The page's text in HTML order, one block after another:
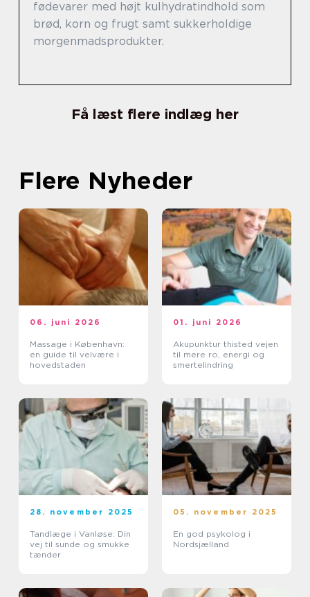
fødevarer med højt kulhydratindhold som
brød, korn og frugt samt sukkerholdige
morgenmadsprodukter.
Få læst flere indlæg her
Flere Nyheder
06. juni 2026
Massage i København:
en guide til velvære i
hovedstaden
01. juni 2026
Akupunktur thisted vejen
til mere ro, energi og
smertelindring
28. november 2025
Tandlæge i Vanløse: Din
vej til sunde og smukke
tænder
05. november 2025
En god psykolog i
Nordsjælland